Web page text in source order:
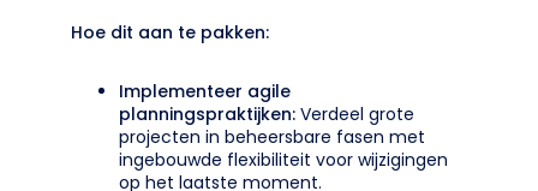
Hoe dit aan te pakken:
Implementeer agile
planningspraktijken: Verdeel grote
projecten in beheersbare fasen met
ingebouwde flexibiliteit voor wijzigingen
op het laatste moment.